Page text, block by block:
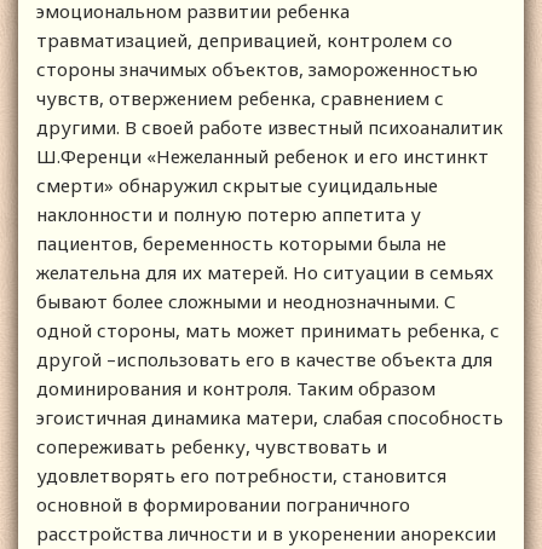
эмоциональном развитии ребенка
травматизацией, депривацией, контролем со
стороны значимых объектов, замороженностью
чувств, отвержением ребенка, сравнением с
другими. В своей работе известный психоаналитик
Ш.Ференци «Нежеланный ребенок и его инстинкт
смерти» обнаружил скрытые суицидальные
наклонности и полную потерю аппетита у
пациентов, беременность которыми была не
желательна для их матерей. Но ситуации в семьях
бывают более сложными и неоднозначными. С
одной стороны, мать может принимать ребенка, с
другой –использовать его в качестве объекта для
доминирования и контроля. Таким образом
эгоистичная динамика матери, слабая способность
сопереживать ребенку, чувствовать и
удовлетворять его потребности, становится
основной в формировании пограничного
расстройства личности и в укоренении анорексии